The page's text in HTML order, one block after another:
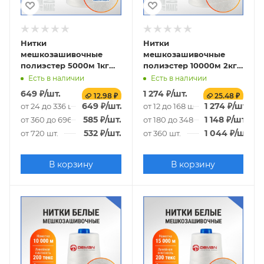
Нитки
мешкозашивочные
полиэстер 5000м 1кг
200текс, 7% силикон,
белый
Есть в наличии
649 ₽/шт. 12.98 ₽
от 24 до 336 шт. 649 ₽/шт.
от 360 до 696 шт.585₽/шт.
от 720 шт. 532₽/шт.
В корзину
Нитки
мешкозашивочные
полиэстер 10000м 2кг
200текс, белый
Есть в наличии
1 274₽/шт. 25.48 ₽
от 12 до 168 шт. 1 274₽/шт.
от 180 до 348 шт.1 148₽/шт.
от 360 шт. 1 044₽/шт.
В корзину